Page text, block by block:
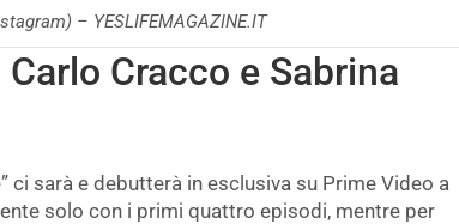
– YESLIFEMAGAZINE.IT
Cracco e Sabrina
ci sarà e debutterà in esclusiva su Prime Video a
solo con i primi quattro episodi, mentre per